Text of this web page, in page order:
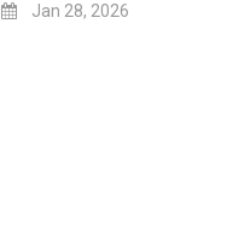
Jan 28, 2026